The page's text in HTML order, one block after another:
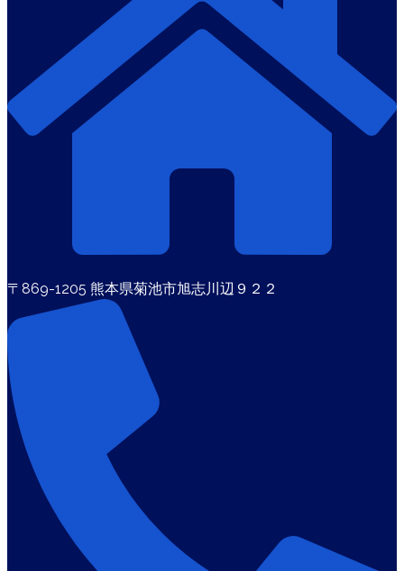
〒869-1205 熊本県菊池市旭志川辺９２２